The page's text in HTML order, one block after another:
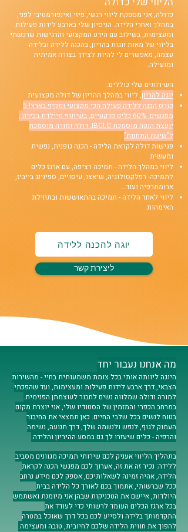
כדולה, אני מספקת ליווי רגשי, פיזי ואינפורמטיבי לפני,
במהלך ואחרי הלידה. הניסיון שלי בארבע לידות פעילות
ומעצימות, בשילוב עם הידע המקצועי והרגישות שרכשתי
בליווי של מאות זוגות בהריון, בהכנה ללידה ובלידה
עצמה, מאפשרים לי להיות לצידך בצורה אמיתית
ומועילה.
השירותים שלי כוללים:
יוגה להריון, ליווי במהלך ההריון של דולה מקצועית
קורס הכנה ללידה פעילה הכי מקצועי ומקיף בארץ! 5
מפגשים, 60% כלים פרקטיים, בשיתוף מיילדת בכירה ,
יועצת הנקה מוסמכת IBCLC, דולה ומורה מוסמכת
ל"שיטת התחנות"
פגישות דולה לקראת הלידה - הכנה גופנית, נפשית
ומעשית
ליווי במהלך הלידה - תמיכה רציפה, עם ארגז כלים
לתמיכה- רפלקסולוגיה, שיאצו, עיסויים, ספינינג בייביז,
ארומתרפיה ועוד...
ליווי לאחר הלידה - תמיכה בהתאוששות ובתחילת
האימהות
יוגה להכנה ללידה
ליצירת קשר
מה אנחנו נעבור יחד
היוגה ליוותה אותי בכל צומת משמעותית בחיי - מהשירות
הצבאי, דרך ארבע לידות פעילות ומעצימות, ועד שהפכתי
למורה ודולה שמלווה נשים לחבור לעוצמתן הפנימית.
במרחב הכפרי והמזמין של הסטודיו שלי, אני יוצרת מקום
בטוח לנשים בכל שלבי החיים. כאן תמצאי את החיבור
העמוק לגוף, לנפש ולנשמה שלך, דרך תנועה, נשימה
והרפיה - כלים שיעזרו לך גם במסע ההיריון והלידה.
בתהליך הליווי אעניק לכם שירותי תמיכה מגוונים מסביב
ללידה: נכיר זה את זה, אערוך לכם מפגשי הכנה לקראת
הלידה, אהיה זמינה לשאלותיכם, אספק לכם מידע נרחב
ככל שברשותי, אתמוך בכם לאורך כל הלידה בבית
היולדות, איישם את הטכניקות שבהן אני מיומנת ואשתמש
בכל ארגז הכלים העומד לרשותי כדי לעודד את
התקדמותך בלידה ולסייע לכם בכל דרך שאוכל במטרה
להפוך את חווית הלידה שלכם לחיובית, טובה ומעצימה.